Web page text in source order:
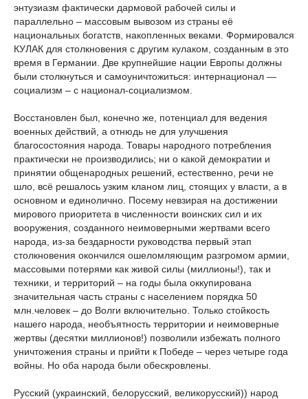
энтузиазм фактически дармовой рабочей силы и
параллельно – массовым вывозом из страны её
национальных богатств, накопленных веками. Формировался
КУЛАК для столкновения с другим кулаком, созданным в это
время в Германии. Две крупнейшие нации Европы должны
были столкнуться и самоуничтожиться: интернационал —
социализм – с национал-социализмом.
Восстановлен был, конечно же, потенциал для ведения
военных действий, а отнюдь не для улучшения
благосостояния народа. Товары народного потребления
практически не производились; ни о какой демократии и
принятии общенародных решений, естественно, речи не
шло, всё решалось узким кланом лиц, стоящих у власти, а в
основном и единолично. Посему невзирая на достижении
мирового приоритета в численности воинских сил и их
вооружения, созданного неимоверными жертвами всего
народа, из-за бездарности руководства первый этап
столкновения окончился ошеломляющим разгромом армии,
массовыми потерями как живой силы (миллионы!), так и
техники, и территорий – на годы была оккупирована
значительная часть страны с населением порядка 50
млн.человек – до Волги включительно. Только стойкость
нашего народа, необъятность территории и неимоверные
жертвы (десятки миллионов!) позволили избежать полного
уничтожения страны и прийти к Победе – через четыре года
войны. Но оба народа были обескровлены.
Русский (украинский, белорусский, великорусский)) народ